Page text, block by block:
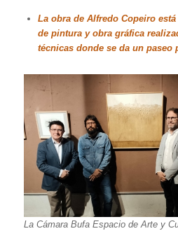
La obra de Alfredo Copeiro
de pintura y obra gráfica
técnicas donde se da un paseo
La Cámara Bufa Espacio de Arte y